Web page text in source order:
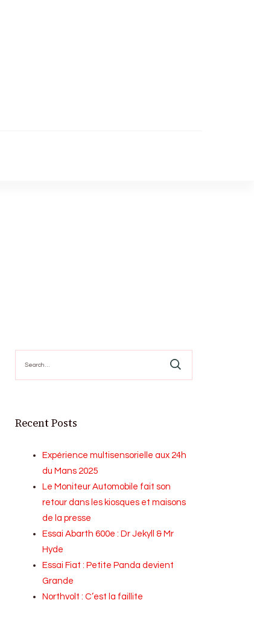
for:
Recent Posts
Expérience multisensorielle aux 24h
du Mans 2025
Le Moniteur Automobile fait son
retour dans les kiosques et maisons
de la presse
Essai Abarth 600e : Dr Jekyll & Mr
Hyde
Essai Fiat : Petite Panda devient
Grande
Northvolt : C’est la faillite